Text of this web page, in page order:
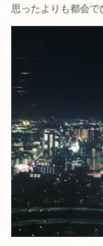
思ったよりも都会で